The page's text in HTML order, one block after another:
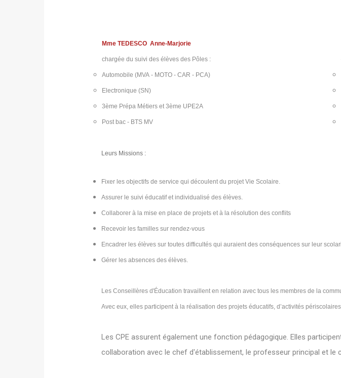
Mme TEDESCO Anne-Marjorie
chargée du suivi des élèves des Pôles :
Automobile (MVA - MOTO - CAR - PCA)
Electronique (SN)
3ème Prépa Métiers et 3ème UPE2A
Post bac - BTS MV
Leurs Missions :
Fixer les objectifs de service qui découlent du projet Vie Scolaire.
Assurer le suivi éducatif et individualisé des élèves.
Collaborer à la mise en place de projets et à la résolution des conflits
Recevoir les familles sur rendez-vous
Encadrer les élèves sur toutes difficultés qui auraient des conséquences sur leur
Gérer les absences des élèves.
Les Conseillères d'Éducation travaillent en relation avec tous les membres de la
Avec eux, elles participent à la réalisation des projets éducatifs, d’activités
Les CPE assurent également une fonction pédagogique. Elles
collaboration avec le chef d'établissement, le professeur principal et le